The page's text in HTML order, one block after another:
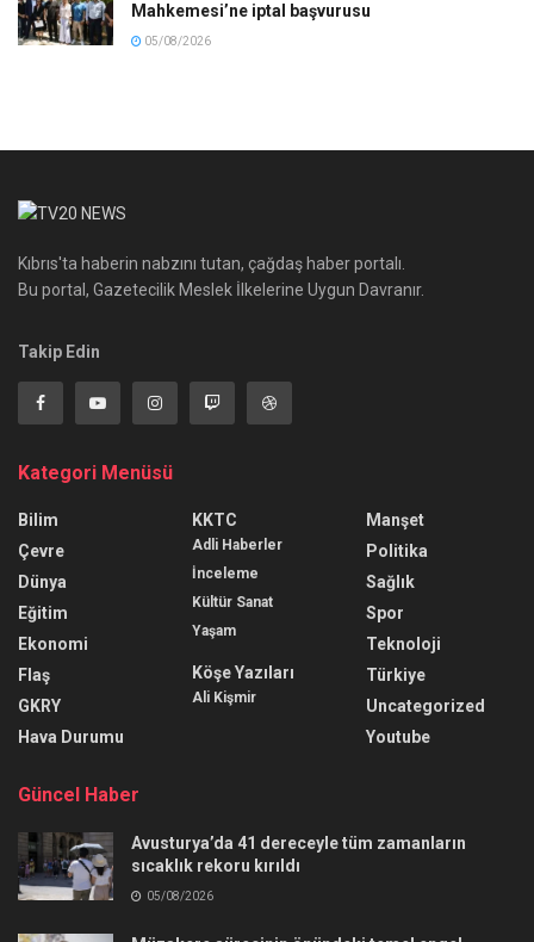
Mahkemesi’ne iptal başvurusu
05/08/2026
Kıbrıs'ta haberin nabzını tutan, çağdaş haber portalı.
Bu portal, Gazetecilik Meslek İlkelerine Uygun Davranır.
Takip Edin
Kategori Menüsü
Bilim
Çevre
Dünya
Eğitim
Ekonomi
Flaş
GKRY
Hava Durumu
KKTC
Adli Haberler
İnceleme
Kültür Sanat
Yaşam
Köşe Yazıları
Ali Kişmir
Manşet
Politika
Sağlık
Spor
Teknoloji
Türkiye
Uncategorized
Youtube
Güncel Haber
Avusturya’da 41 dereceyle tüm zamanların
sıcaklık rekoru kırıldı
05/08/2026